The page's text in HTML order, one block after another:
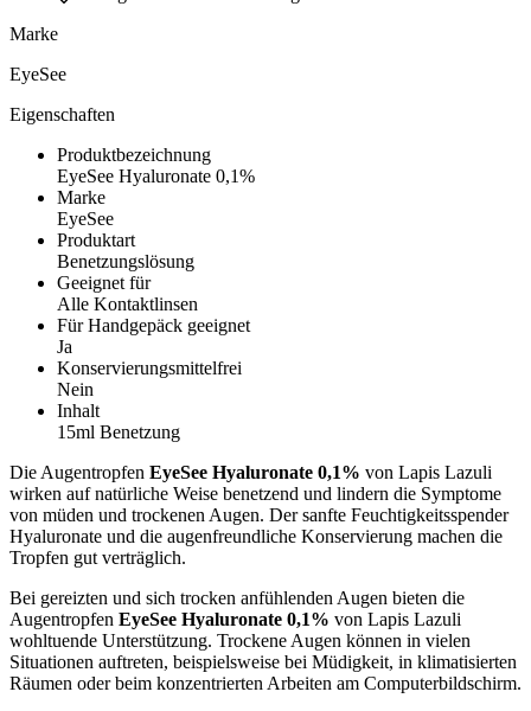
Marke
EyeSee
Eigenschaften
Produktbezeichnung
EyeSee Hyaluronate 0,1%
Marke
EyeSee
Produktart
Benetzungslösung
Geeignet für
Alle Kontaktlinsen
Für Handgepäck geeignet
Ja
Konservierungsmittelfrei
Nein
Inhalt
15ml Benetzung
Die Augentropfen EyeSee Hyaluronate 0,1% von Lapis Lazuli
wirken auf natürliche Weise benetzend und lindern die Symptome
von müden und trockenen Augen. Der sanfte Feuchtigkeitsspender
Hyaluronate und die augenfreundliche Konservierung machen die
Tropfen gut verträglich.
Bei gereizten und sich trocken anfühlenden Augen bieten die
Augentropfen EyeSee Hyaluronate 0,1% von Lapis Lazuli
wohltuende Unterstützung. Trockene Augen können in vielen
Situationen auftreten, beispielsweise bei Müdigkeit, in klimatisierten
Räumen oder beim konzentrierten Arbeiten am Computerbildschirm.